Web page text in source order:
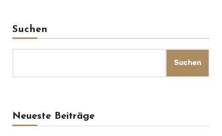
Suchen
Suchen
Neueste Beiträge